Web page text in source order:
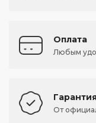
Оплата
Любым
От